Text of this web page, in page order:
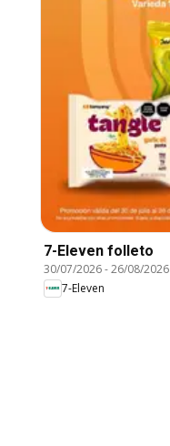
7-Eleven folleto
30/07/2026-26/08/2026
7-Eleven